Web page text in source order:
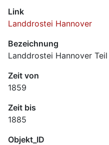
Link
Landdrostei Hannover
Bezeichnung
Landdrostei Hannover
Zeit von
1859
Zeit bis
1885
Objekt_ID